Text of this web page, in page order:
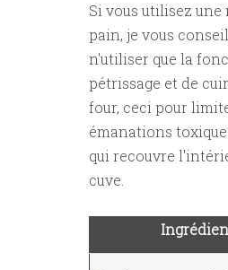
Si vous utilisez une
pain, je vous
n'utiliser que la
pétrissage et de
four, ceci pour
émanations
qui recouvre
cuve.